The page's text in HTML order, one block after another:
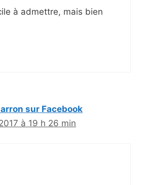
à admettre, mais bien
sur Facebook
à 19 h 26 min